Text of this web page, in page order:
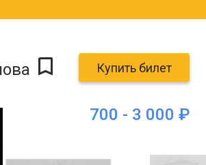
Купить билет
700 - 3 000 ₽